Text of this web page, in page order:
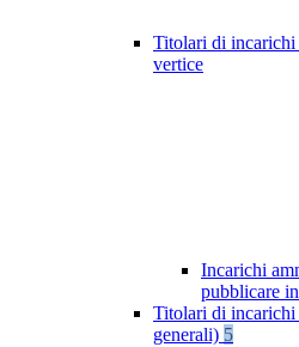
Titolari di
vertice
Incarichi
pubblicare
Titolari di
generali) 5